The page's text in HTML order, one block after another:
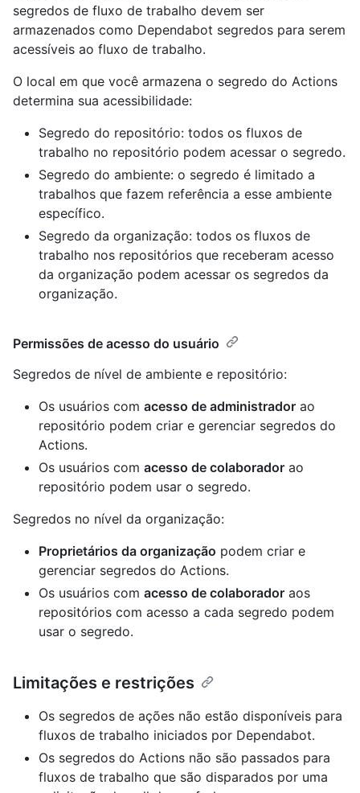
segredos de fluxo de trabalho devem ser
armazenados como Dependabot segredos para serem
acessíveis ao fluxo de trabalho.
O local em que você armazena o segredo do Actions
determina sua acessibilidade:
Segredo do repositório: todos os fluxos de
trabalho no repositório podem acessar o segredo.
Segredo do ambiente: o segredo é limitado a
trabalhos que fazem referência a esse ambiente
específico.
Segredo da organização: todos os fluxos de
trabalho nos repositórios que receberam acesso
da organização podem acessar os segredos da
organização.
Permissões de acesso do usuário
Segredos de nível de ambiente e repositório:
Os usuários com acesso de administrador ao
repositório podem criar e gerenciar segredos do
Actions.
Os usuários com acesso de colaborador ao
repositório podem usar o segredo.
Segredos no nível da organização:
Proprietários da organização podem criar e
gerenciar segredos do Actions.
Os usuários com acesso de colaborador aos
repositórios com acesso a cada segredo podem
usar o segredo.
Limitações e restrições
Os segredos de ações não estão disponíveis para
fluxos de trabalho iniciados por Dependabot.
Os segredos do Actions não são passados para
fluxos de trabalho que são disparados por uma